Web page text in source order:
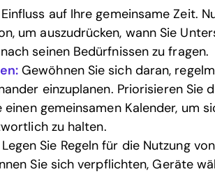
auf Ihre gemeinsame Zeit.
um auszudrücken, wann Sie
seinen Bedürfnissen zu fragen.
Gewöhnen Sie sich daran,
einzuplanen. Priorisieren Sie
gemeinsamen Kalender, um
zu halten.
Sie Regeln für die Nutzung von
Sie sich verpflichten, Geräte